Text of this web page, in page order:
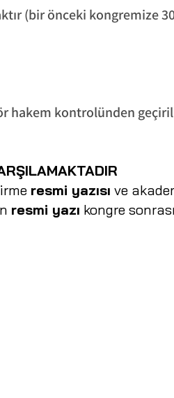
(bir önceki kongremize
hakem kontrolünden
resmi yazısı ve
resmi yazı kongre